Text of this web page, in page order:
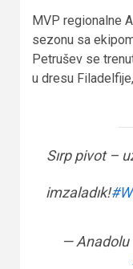
MVP regionalne
sezonu sa
Petrušev se
u dresu
Sırp pivot –
imzaladık!
— Anadolu